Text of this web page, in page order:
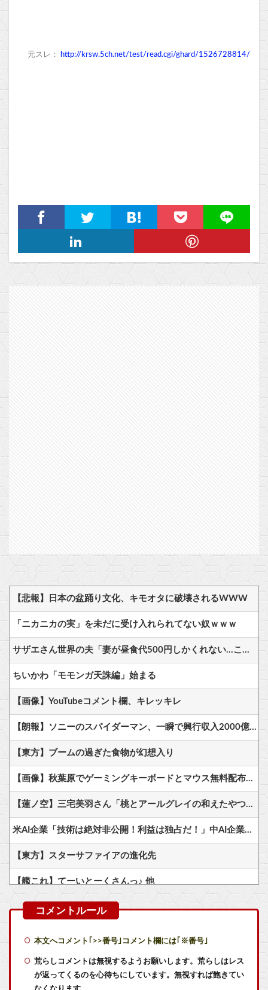
元スレ： http://krsw.5ch.net/test/read.cgi/ghard/1526728814/
【悲報】日本の盆踊り文化、キモオタに破壊されるWWW
「ニカニカの実」を未だに受け入れられてない奴ｗｗｗ
サザエさん世界の夫「妻が昼食代500円しかくれない…この弁当屋、500円で売っている！その上店員さんも美人だ！毎日行こう！」
ちいかわ「モモンガ天誅編」始まる
【画像】YouTubeコメント欄、キレッキレ
【朗報】ソニーのスパイダーマン、一瞬で興行収入2000億円突破…アニメ漫画が世界一人気とはなんだったのか
【東方】ブームの過ぎた食物が幻想入り
【画像】秋葉原でゲーミングキーボードとマウス無料配布するよ→結果
【蓮ノ空】三宅美羽さん「桃とアールグレイの和えたやつ食べたい」【ラブライブ！】
米AI企業「技術は絶対非公開！利益は独占だ！」中AI企業「人類に公開します、独り占めなんて罰が当たる」←これｗｗ
【東方】スターサファイアの進化先
【艦これ】てーいとーくさんっ♪ 他
【艦これ】でもイベントのたびに思うんだ 空母機動部隊ってクソだわ！
Switch2版『モンハンワイルズ』の動作環境が判明！
本文へコメント｢>>番号｣コメント欄には｢※番号｣
荒らしコメントは無視するようお願いします。荒らしはレス
が返ってくるのを心待ちにしています。無視すれば飽きてい